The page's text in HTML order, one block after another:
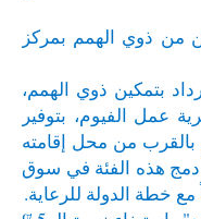
من ذوي الهمم بمركز
بتمكين ذوي الهمم،
عمل الفيوم، بتوفير
من محل إقامته
هذه الفئة في سوق
خطة الدولة للرعاية.